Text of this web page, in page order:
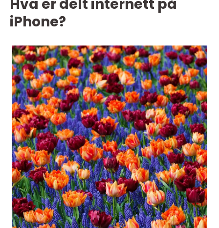
Hva er delt internett på
iPhone?